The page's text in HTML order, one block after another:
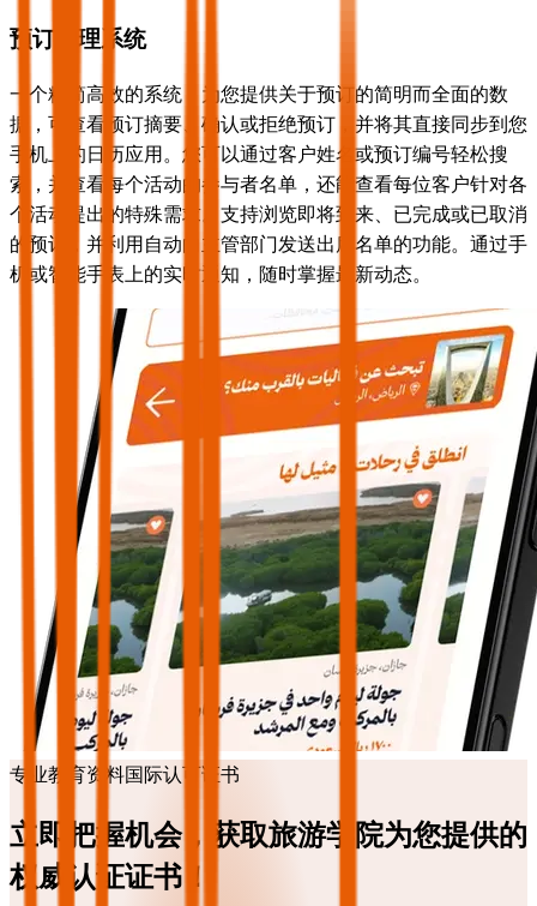
预订管理系统
一个精简高效的系统，为您提供关于预订的简明而全面的数
据，可查看预订摘要、确认或拒绝预订，并将其直接同步到您
手机上的日历应用。您可以通过客户姓名或预订编号轻松搜
索，并查看每个活动的参与者名单，还能查看每位客户针对各
个活动提出的特殊需求。支持浏览即将到来、已完成或已取消
的预订，并利用自动向主管部门发送出席名单的功能。通过手
机或智能手表上的实时通知，随时掌握最新动态。
专业教育资料国际认可证书
立即把握机会，获取旅游学院为您提供的
权威认证证书！